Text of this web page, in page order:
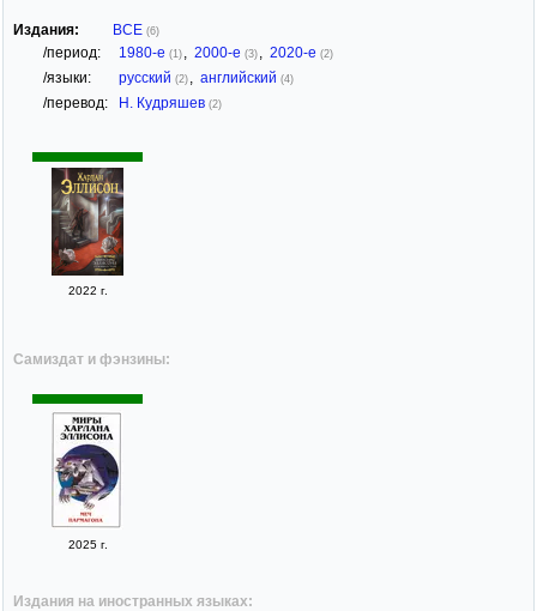
Издания: ВСЕ (6)
/период: 1980-е (1) 2000-е (3) 2020-е (2)
/языки: русский (2) английский (4)
/перевод: Н. Кудряшев (2)
2022 г.
Самиздат и фэнзины:
2025 г.
Издания на иностранных языках: